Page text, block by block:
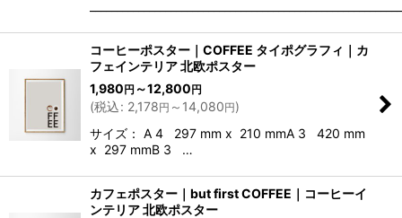
コーヒーポスター｜COFFEE タイポグラフィ｜カ
フェインテリア 北欧ポスター
1,980円 ～12,800円
(税込: 2,178円 ～14,080円)
サイズ： A 4 297 mm x 210 mmA 3 420 mm
x 297 mmB 3 …
カフェポスター｜but first COFFEE｜コーヒーイ
ンテリア 北欧ポスター